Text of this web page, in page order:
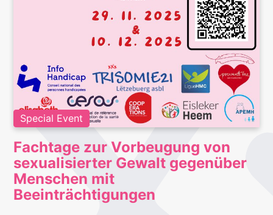
Special Event
Fachtage zur Vorbeugung von
sexualisierter Gewalt gegenüber
Menschen mit
Beeinträchtigungen